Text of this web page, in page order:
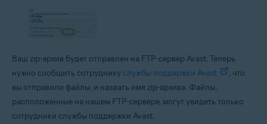
Ваш zip-архив будет отправлен на FTP-сервер Avast. Теперь
нужно сообщить сотруднику службы поддержки Avast
, что
вы отправили файлы, и назвать имя zip-архива. Файлы,
расположенные на нашем FTP-сервере, могут увидеть только
сотрудники службы поддержки Avast.